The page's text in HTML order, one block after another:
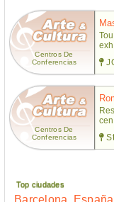
Centros De
Conferencias
Centros De
Conferencias
Top ciudades
Barcelona, España